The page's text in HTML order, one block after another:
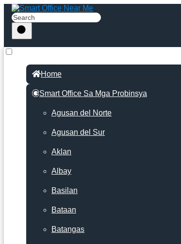
Home
Smart Office Sa Mga Probinsya
Agusan del Norte
Agusan del Sur
Aklan
Albay
Basilan
Bataan
Batangas